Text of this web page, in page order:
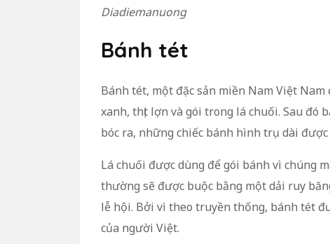
Diadiemanuong
Bánh tét
Bánh tét, một đặc sản miền Nam Việt
xanh, thịt lợn và gói trong lá chuối. Sau đó
bóc ra, những chiếc bánh hình trụ dài
Lá chuối được dùng để gói bánh vì chúng
thường sẽ được buộc bằng một dải ruy
lễ hội. Bởi vì theo truyền thống, bánh tét
của người Việt.